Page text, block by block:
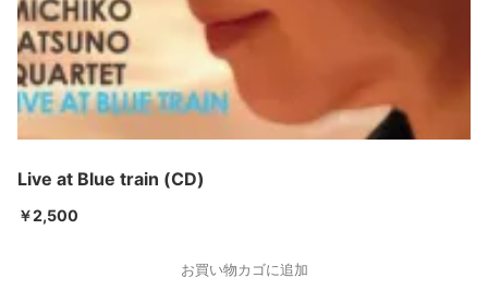
Live at Blue train (CD)
￥2,500
お買い物カゴに追加